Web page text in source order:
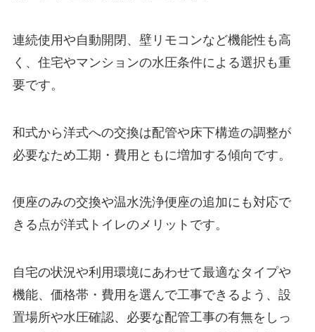
連続使用や自動開閉、壁リモコンなど機能性も高
く、住宅やマンションの水圧条件による選択も重
要です。
和式から洋式への交換は配管や床下構造の調整が
必要なため工期・費用ともに増加する傾向です。
便座のみの交換や温水洗浄便座の追加にも対応で
きる点が洋式トイレのメリットです。
自宅の状況や利用環境にあわせて最適なタイプや
機能、価格帯・費用を選んで工事できるよう、設
置場所や水圧確認、必要な配管工事の有無をしっ